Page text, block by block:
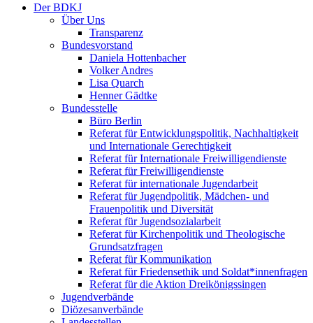
Der BDKJ
Über Uns
Transparenz
Bundesvorstand
Daniela Hottenbacher
Volker Andres
Lisa Quarch
Henner Gädtke
Bundesstelle
Büro Berlin
Referat für Entwicklungspolitik, Nachhaltigkeit
und Internationale Gerechtigkeit
Referat für Internationale Freiwilligendienste
Referat für Freiwilligendienste
Referat für internationale Jugendarbeit
Referat für Jugendpolitik, Mädchen- und
Frauenpolitik und Diversität
Referat für Jugendsozialarbeit
Referat für Kirchenpolitik und Theologische
Grundsatzfragen
Referat für Kommunikation
Referat für Friedensethik und Soldat*innenfragen
Referat für die Aktion Dreikönigssingen
Jugendverbände
Diözesanverbände